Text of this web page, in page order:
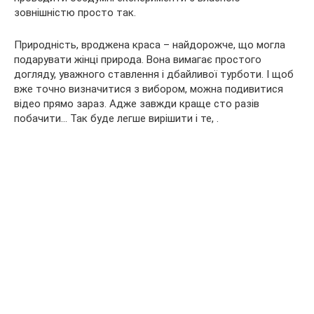
зовнішністю просто так.
Природність, вроджена краса – найдорожче, що могла
подарувати жінці природа. Вона вимагає простого
догляду, уважного ставлення і дбайливої турботи. І щоб
вже точно визначитися з вибором, можна подивитися
відео прямо зараз. Адже завжди краще сто разів
побачити… Так буде легше вирішити і те, .